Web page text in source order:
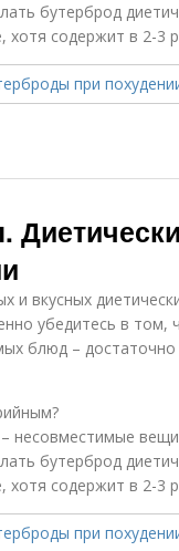
бутерброд
хотя содержит в 2-3
и вкусных
убедитесь в том,
блюд – достаточно
несовместимые
бутерброд
хотя содержит в 2-3